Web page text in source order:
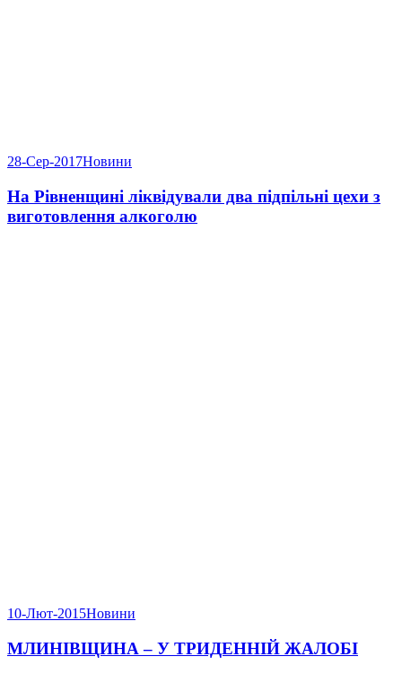
28-Сер-2017Новини
На Рівненщині ліквідували два підпільні цехи з
виготовлення алкоголю
10-Лют-2015Новини
МЛИНІВЩИНА – У ТРИДЕННІЙ ЖАЛОБІ